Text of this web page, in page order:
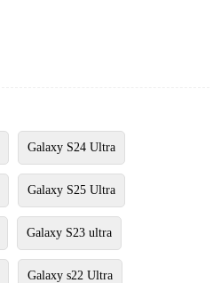
Galaxy S24 Ultra
Galaxy S25 Ultra
Galaxy S23 ultra
Galaxy s22 Ultra